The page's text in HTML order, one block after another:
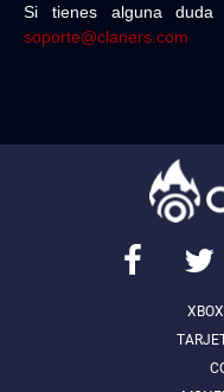
Si tienes alguna duda
soporte@claners.com